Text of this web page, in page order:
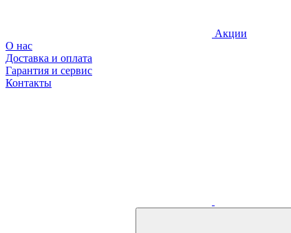
Акции
О нас
Доставка и оплата
Гарантия и сервис
Контакты